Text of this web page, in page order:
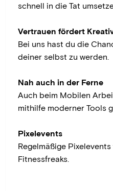
schnell in die Tat
Vertrauen fördert
Bei uns hast du die
deiner selbst zu werden.
Nah auch in der Ferne
Auch beim Mobilen
mithilfe moderner Tools
Pixelevents
Regelmäßige
Fitnessfreaks.